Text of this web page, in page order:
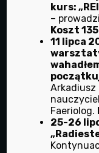
Znajdź nas na
Facebook
Przydatne linki
kurs:
–
Koszt
11 lipca
Arkadiusz
Faeriolog.
25-26